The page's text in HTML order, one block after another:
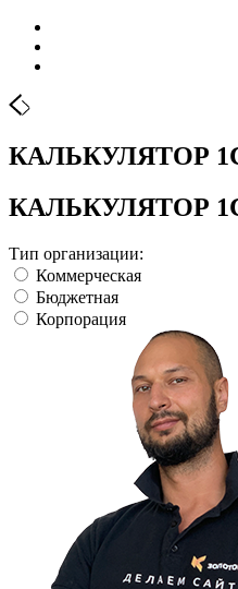
КАЛЬКУЛЯТОР
КАЛЬКУЛЯТОР
Тип организации:
Коммерческая
Бюджетная
Корпорация